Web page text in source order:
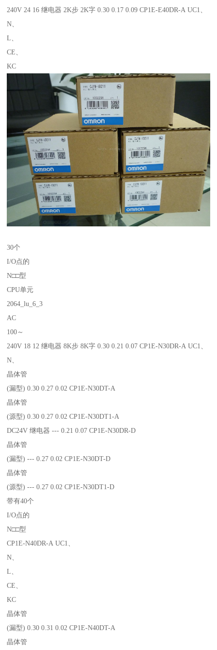
240V 24 16 继电器 2K步 2K字 0.30 0.17 0.09 CP1E-E40DR-A UC1、
N、
L、
CE、
KC
30个
I/O点的
N□□型
CPU单元
2064_lu_6_3
AC
100～
240V 18 12 继电器 8K步 8K字 0.30 0.21 0.07 CP1E-N30DR-A UC1、
N、
晶体管
(漏型) 0.30 0.27 0.02 CP1E-N30DT-A
晶体管
(源型) 0.30 0.27 0.02 CP1E-N30DT1-A
DC24V 继电器 --- 0.21 0.07 CP1E-N30DR-D
晶体管
(漏型) --- 0.27 0.02 CP1E-N30DT-D
晶体管
(源型) --- 0.27 0.02 CP1E-N30DT1-D
带有40个
I/O点的
N□□型
CP1E-N40DR-A UC1、
N、
L、
CE、
KC
晶体管
(漏型) 0.30 0.31 0.02 CP1E-N40DT-A
晶体管